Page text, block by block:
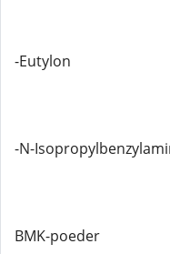
-Eutylon
-N-
BMK-poeder